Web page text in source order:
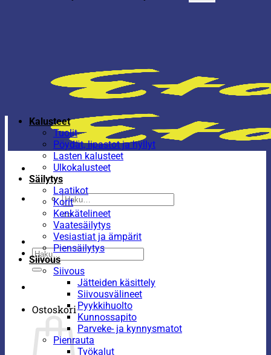
Etsi:
Etsi:
Ostoskori
Kalusteet
Tuolit
Pöydät, lipastot ja hyllyt
Lasten kalusteet
Ulkokalusteet
Säilytys
Laatikot
Korit
Kenkätelineet
Vaatesäilytys
Vesiastiat ja ämpärit
Piensäilytys
Siivous
Siivous
Jätteiden käsittely
Siivousvälineet
Pyykkihuolto
Kunnossapito
Parveke- ja kynnysmatot
Pienrauta
Työkalut